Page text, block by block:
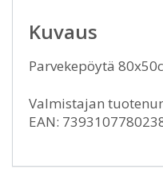
Kuvaus
Parvekepöytä
Valmistajan
EAN: